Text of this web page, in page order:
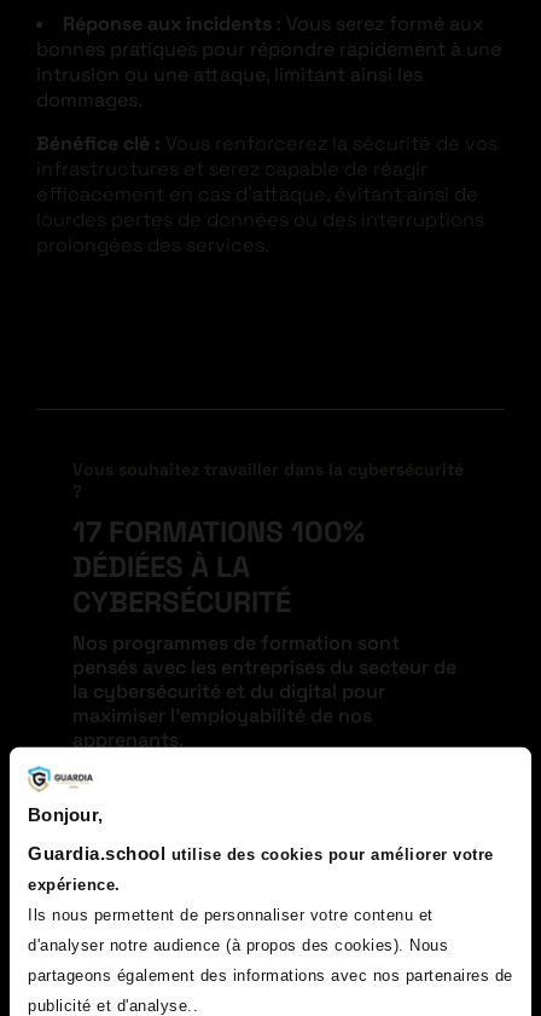
Bonjour,
Guardia.school utilise des cookies pour améliorer votre
expérience.
Ils nous permettent de personnaliser votre contenu et
d'analyser notre audience (à propos des cookies). Nous
partageons également des informations avec nos partenaires de
publicité et d'analyse..
Réponse aux incidents : Vous serez formé aux
bonnes pratiques pour répondre rapidement à une
intrusion ou une attaque, limitant ainsi les
dommages.
Bénéfice clé : Vous renforcerez la sécurité de vos
infrastructures et serez capable de réagir
efficacement en cas d’attaque, évitant ainsi de
lourdes pertes de données ou des interruptions
prolongées des services.
Vous souhaitez travailler dans la cybersécurité
?
17 FORMATIONS 100%
DÉDIÉES À LA
CYBERSÉCURITÉ
Nos programmes de formation sont
pensés avec les entreprises du secteur de
la cybersécurité et du digital pour
maximiser l’employabilité de nos
apprenants.